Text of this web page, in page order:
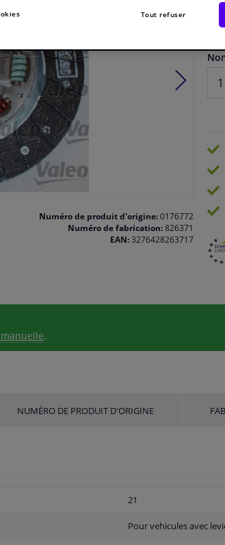
Numéro de produit d'origine:0176772
Numéro de fabrication:826371
EAN:3276428263717
En
.
NUMÉRO DE PRODUIT D'ORIGINE
21
Pour vehicules avec
Tout refuser